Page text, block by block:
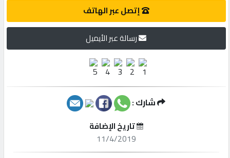
مميزة
إبحث
إتصل عبر الهاتف
رسالة عبر الأيميل
شارك :
تاريخ الإضافة
11/4/2019